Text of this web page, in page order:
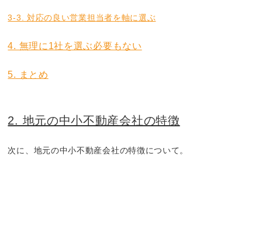
3-3. 対応の良い営業担当者を軸に選ぶ
4. 無理に1社を選ぶ必要もない
5. まとめ
2. 地元の中小不動産会社の特徴
次に、地元の中小不動産会社の特徴について。